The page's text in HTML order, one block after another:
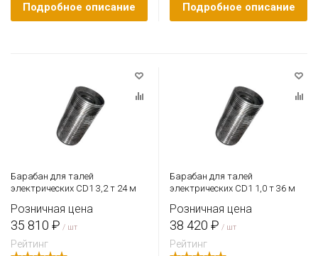
Подробное описание Подробное описание
Барабан для талей
электрических CD1 3,2 т 24 м
Розничная цена
35 810 ₽ / шт
Рейтинг
Барабан для талей
электрических CD1 1,0 т 36 м
Розничная цена
38 420 ₽ / шт
Рейтинг